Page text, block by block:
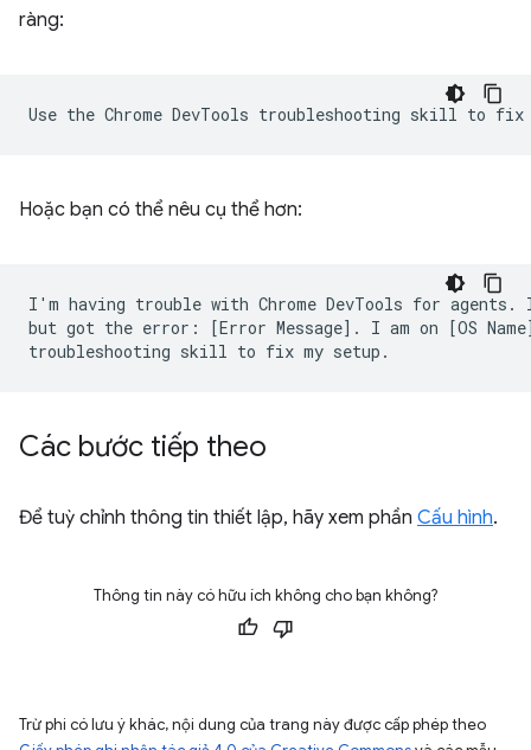
ràng:
Hoặc bạn có thể nêu cụ thể hơn:
I'm having trouble with Chrome DevTools for
but got the error: [Error Message]. I am on [OS
Các bước tiếp theo
Để tuỳ chỉnh thông tin thiết lập, hãy xem phần Cấu hình.
Thông tin này có hữu ích không cho bạn không?
Trừ phi có lưu ý khác, nội dung của trang này được cấp phép theo